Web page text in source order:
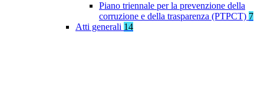
Piano triennale per la prevenzione della
corruzione e della trasparenza (PTPCT) 7
Atti generali 14